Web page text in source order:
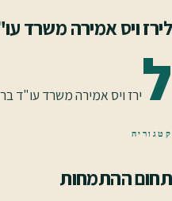
לירז ויס אמירה משרד
לירז ויס אמירה משרד עו"ד
קטגוריה
תחום ההתמחות